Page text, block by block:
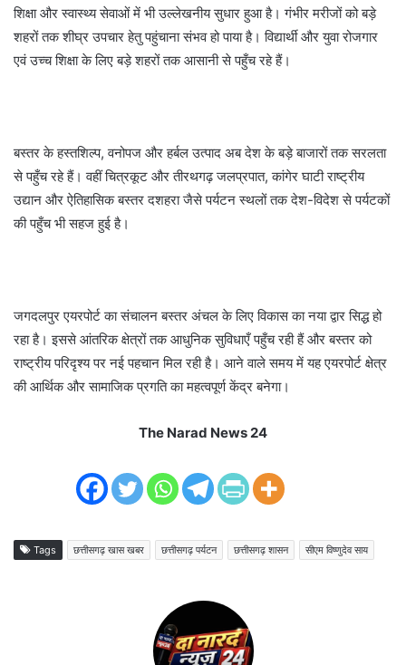
शिक्षा और स्वास्थ्य सेवाओं में भी उल्लेखनीय सुधार हुआ है। गंभीर मरीजों को बड़े
शहरों तक शीघ्र उपचार हेतु पहुंचाना संभव हो पाया है। विद्यार्थी और युवा रोजगार
एवं उच्च शिक्षा के लिए बड़े शहरों तक आसानी से पहुँच रहे हैं।
बस्तर के हस्तशिल्प, वनोपज और हर्बल उत्पाद अब देश के बड़े बाजारों तक सरलता
से पहुँच रहे हैं। वहीं चित्रकूट और तीरथगढ़ जलप्रपात, कांगेर घाटी राष्ट्रीय
उद्यान और ऐतिहासिक बस्तर दशहरा जैसे पर्यटन स्थलों तक देश-विदेश से पर्यटकों
की पहुँच भी सहज हुई है।
जगदलपुर एयरपोर्ट का संचालन बस्तर अंचल के लिए विकास का नया द्वार सिद्ध हो
रहा है। इससे आंतरिक क्षेत्रों तक आधुनिक सुविधाएँ पहुँच रही हैं और बस्तर को
राष्ट्रीय परिदृश्य पर नई पहचान मिल रही है। आने वाले समय में यह एयरपोर्ट क्षेत्र
की आर्थिक और सामाजिक प्रगति का महत्वपूर्ण केंद्र बनेगा।
The Narad News 24
Tags छत्तीसगढ़ खास खबर छत्तीसगढ़ पर्यटन छत्तीसगढ़ शासन सीएम विष्णुदेव साय